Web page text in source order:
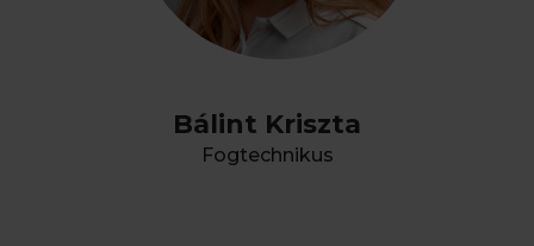
Bálint Kriszta
Fogtechnikus